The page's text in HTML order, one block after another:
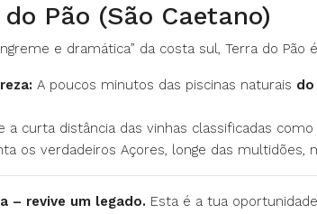
Pão (São Caetano)
e dramática” da costa sul, Terra do Pão
A poucos minutos das piscinas naturais
a curta distância das vinhas classificadas
os verdadeiros Açores, longe das multidões,
– revive um legado. Esta é a tua